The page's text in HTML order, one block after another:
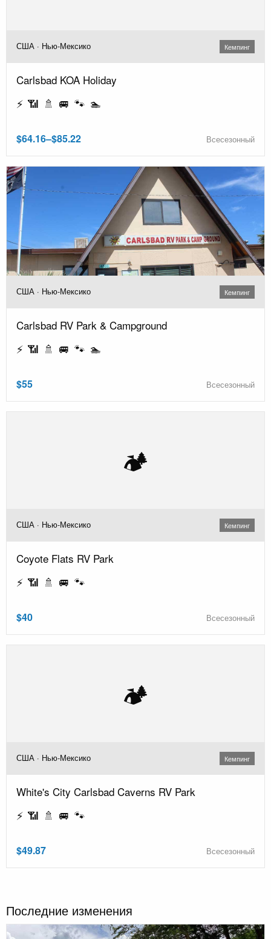
США · Нью-Мексико Кемпинг
Carlsbad KOA Holiday
⚡ 📶 🚿 🚐 🐾 🏊
$64.16–$85.22 Всесезонный
США · Нью-Мексико Кемпинг
Carlsbad RV Park & Campground
⚡ 📶 🚿 🚐 🐾 🏊
$55 Всесезонный
🏕️
США · Нью-Мексико Кемпинг
Coyote Flats RV Park
⚡ 📶 🚿 🚐 🐾
$40 Всесезонный
🏕️
США · Нью-Мексико Кемпинг
White's City Carlsbad Caverns RV Park
⚡ 📶 🚿 🚐 🐾
$49.87 Всесезонный
Последние изменения